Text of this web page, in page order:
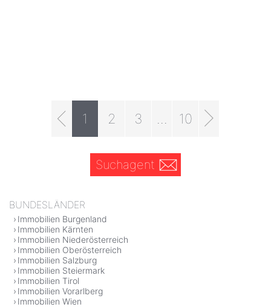
1 2 3 10
Suchagent
BUNDESLÄNDER
Immobilien Burgenland
Immobilien Kärnten
Immobilien Niederösterreich
Immobilien Oberösterreich
Immobilien Salzburg
Immobilien Steiermark
Immobilien Tirol
Immobilien Vorarlberg
Immobilien Wien